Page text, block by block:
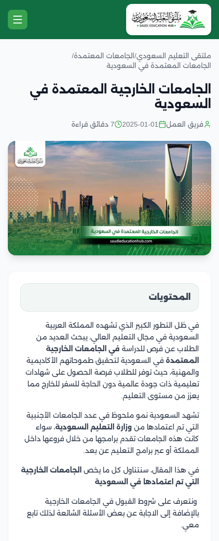
ملتقى التعليم السعودي/ الجامعات المعتمدة/
الجامعات المعتمدة في السعودية
الجامعات الخارجية المعتمدة في
السعودية
فريق العمل 2025-01-01 7 دقائق قراءة
المحتويات
في ظل التطور الكبير الذي تشهده المملكة العربية
السعودية في مجال التعليم العالي، يبحث العديد من
الطلاب عن فرص للدراسة في الجامعات الخارجية
المعتمدة في السعودية لتحقيق طموحاتهم الأكاديمية
والمهنية، حيث توفر للطلاب فرصة الحصول على شهادات
تعليمية ذات جودة عالمية دون الحاجة للسفر للخارج مما
يعزز من مستوى التعليم.
تشهد السعودية نمو ملحوظ في عدد الجامعات الأجنبية
التي تم اعتمادها من وزارة التعليم السعودية، سواء
كانت هذه الجامعات تقدم برامجها من خلال فروعها داخل
المملكة أو عبر برامج التعليم عن بعد.
في هذا المقال، سنتناول كل ما يخص
الجامعات الخارجية
التي تم اعتمادها في السعودية
ونتعرف على شروط القبول في الجامعات الخارجية
بالإضافة إلى الاجابة عن بعض الأسئلة الشائعة لذلك تابع
معي.